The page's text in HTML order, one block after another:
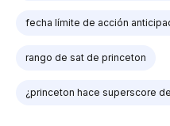
fecha límite de acción
rango de sat de princeton
¿princeton hace superscore